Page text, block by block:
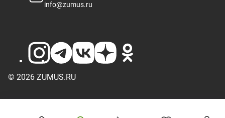
info@zumus.ru
© 2026 ZUMUS.RU